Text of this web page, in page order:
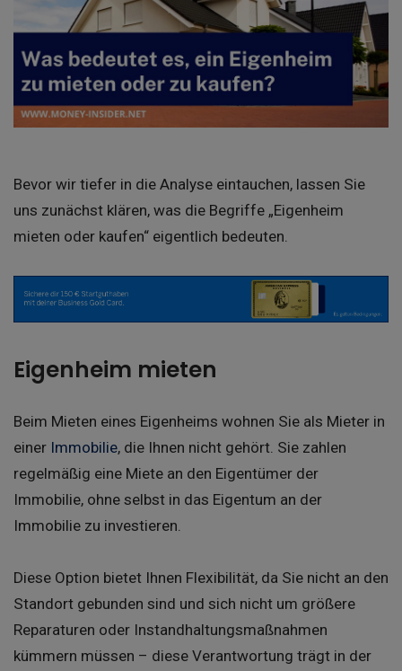
Bevor wir tiefer in die Analyse eintauchen, lassen Sie
uns zunächst klären, was die Begriffe „Eigenheim
mieten oder kaufen“ eigentlich bedeuten.
Eigenheim mieten
Beim Mieten eines Eigenheims wohnen Sie als Mieter in
einer Immobilie, die Ihnen nicht gehört. Sie zahlen
regelmäßig eine Miete an den Eigentümer der
Immobilie, ohne selbst in das Eigentum an der
Immobilie zu investieren.
Diese Option bietet Ihnen Flexibilität, da Sie nicht an den
Standort gebunden sind und sich nicht um größere
Reparaturen oder Instandhaltungsmaßnahmen
kümmern müssen – diese Verantwortung trägt in der